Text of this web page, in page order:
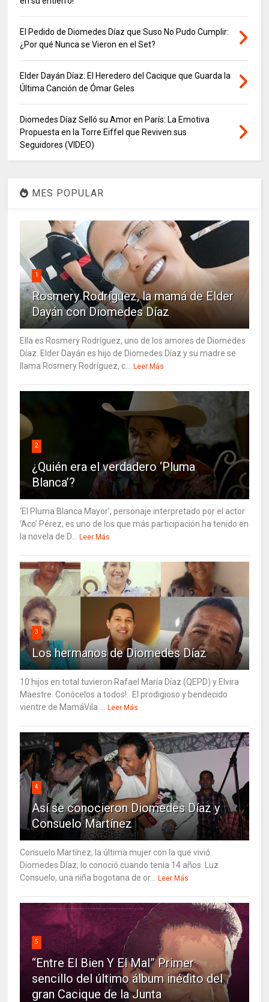
El Pedido de Diomedes Díaz que Suso No Pudo Cumplir:
¿Por qué Nunca se Vieron en el Set?
Elder Dayán Díaz: El Heredero del Cacique que Guarda la
Última Canción de Ómar Geles
Diomedes Díaz Selló su Amor en París: La Emotiva
Propuesta en la Torre Eiffel que Reviven sus
Seguidores (VIDEO)
MES POPULAR
1
Rosmery Rodríguez, la mamá de Elder
Dayán con Diomedes Díaz
Ella es Rosmery Rodríguez, uno de los amores de Diomedes
Díaz. Elder Dayán es hijo de Diomedes Díaz y su madre se
llama Rosmery Rodríguez, c...
Leer Más
2
¿Quién era el verdadero ‘Pluma
Blanca’?
‘El Pluma Blanca Mayor’, personaje interpretado por el actor
‘Aco’ Pérez, es uno de los que más participación ha tenido en
la novela de D...
Leer Más
3
Los hermanos de Diomedes Díaz
10 hijos en total tuvieron Rafael María Díaz (QEPD) y Elvira
Maestre. Conócelos a todos!. El prodigioso y bendecido
vientre de MamáVila ...
Leer Más
4
Así se conocieron Diomedes Díaz y
Consuelo Martínez
Consuelo Martínez, la última mujer con la que vivió
Diomedes Díaz, lo conoció cuando tenía 14 años. Luz
Consuelo, una niña bogotana de or...
Leer Más
5
“Entre El Bien Y El Mal” Primer
sencillo del último álbum inédito del
gran Cacique de la Junta